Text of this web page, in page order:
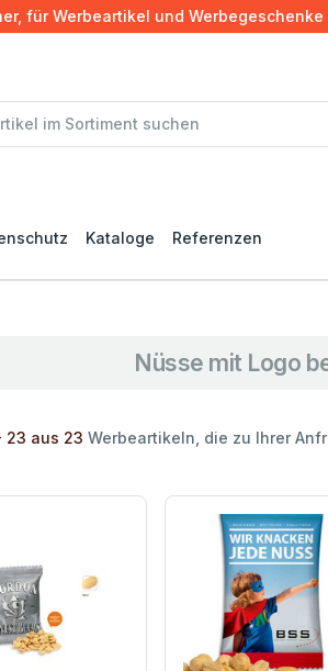
für Werbeartikel und Werbegeschenke
Kataloge Referenzen
Nüsse mit Logo
23 aus 23 Werbeartikeln, die zu Ihrer